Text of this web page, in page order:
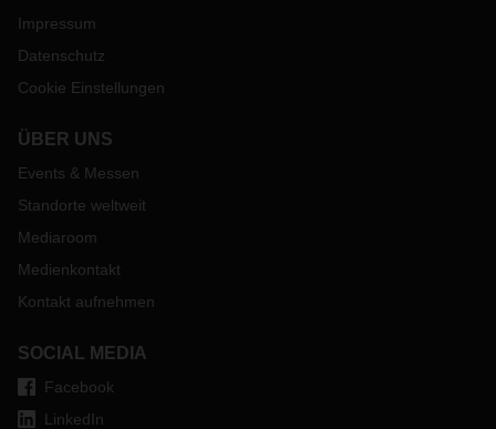
Impressum
Datenschutz
Cookie Einstellungen
ÜBER UNS
Events & Messen
Standorte weltweit
Mediaroom
Medienkontakt
Kontakt aufnehmen
SOCIAL MEDIA
Facebook
LinkedIn